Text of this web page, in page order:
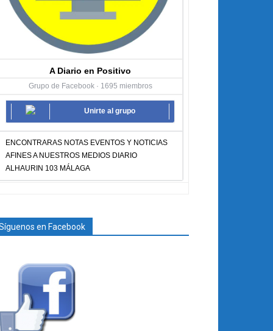
A Diario en Positivo
Grupo de Facebook · 1695 miembros
Unirte al grupo
ENCONTRARAS NOTAS EVENTOS Y NOTICIAS
AFINES A NUESTROS MEDIOS DIARIO
ALHAURIN 103 MÁLAGA
en Facebook